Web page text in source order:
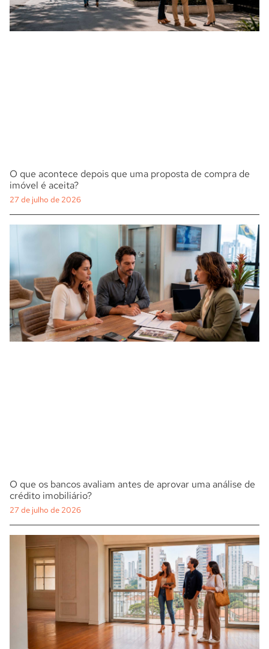
O que acontece depois que uma proposta de compra de
imóvel é aceita?
27 de julho de 2026
O que os bancos avaliam antes de aprovar uma análise de
crédito imobiliário?
27 de julho de 2026